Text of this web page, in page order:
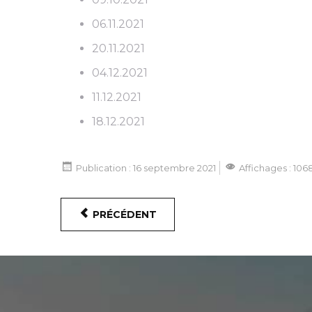
06.11.2021
20.11.2021
04.12.2021
11.12.2021
18.12.2021
Publication : 16 septembre 2021 Affichages :
PRÉCÉDENT